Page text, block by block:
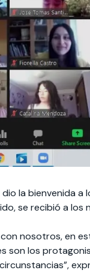
la bienvenida
se recibió a los
nosotros, en
son los